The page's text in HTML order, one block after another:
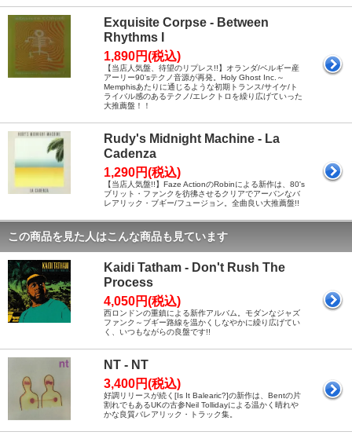
Exquisite Corpse - Between
Rhythms I
1,890円(税込)
【当店人気盤、待望のリプレス!!】オランダ/ベルギー産
アーリー90'sテクノ音源が再発。Holy Ghost Inc.～
Memphisあたりに通じるような初期トランス/サイケ/ト
ライバル感のあるテクノ/エレクトロを繰り広げていった
大推薦盤！！
Rudy's Midnight Machine - La
Cadenza
1,290円(税込)
【当店人気盤!!】Faze ActionのRobinによる新作は、80's
ブリット・ファンクを彷彿させるクリアでアーバンなバ
レアリック・ブギー/フュージョン。全曲良い大推薦盤!!
この商品を見た人はこんな商品も見ています
Kaidi Tatham - Don't Rush The
Process
4,050円(税込)
西ロンドンの重鎮による新作アルバム。モダンなジャズ
ファンク～ブギー路線を温かくしなやかに繰り広げてい
く、いつもながらの良盤です!!
NT - NT
3,400円(税込)
好調リリースが続く[Is It Balearic?]の新作は、Bentの片
割れでもあるUKの古参Neil Tollidayによる温かく晴れや
かな良質バレアリック・トラック集。